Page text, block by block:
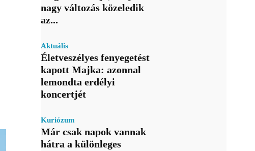
nagy változás közeledik
az...
Aktuális
Életveszélyes fenyegetést
kapott Majka: azonnal
lemondta erdélyi
koncertjét
Kuriózum
Már csak napok vannak
hátra a különleges